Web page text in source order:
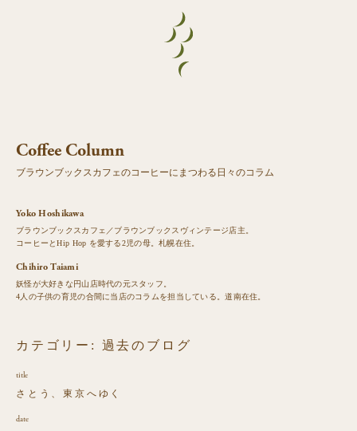
Coffee Column
ブラウンブックスカフェのコーヒーにまつわる日々のコラム
Yoko Hoshikawa
ブラウンブックスカフェ／ブラウンブックスヴィンテージ店主。
コーヒーとHip Hop を愛する2児の母。札幌在住。
Chihiro Taiami
妖怪が大好きな円山店時代の元スタッフ。
4人の子供の育児の合間に当店のコラムを担当している。道南在住。
カテゴリー: 過去のブログ
title
さとう、東京へゆく
date